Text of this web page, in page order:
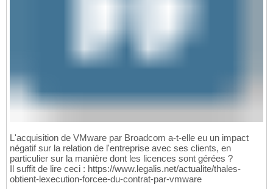
L'acquisition de VMware par Broadcom a-t-elle eu un impact
négatif sur la relation de l'entreprise avec ses clients, en
particulier sur la manière dont les licences sont gérées ?
Il suffit de lire ceci : https://www.legalis.net/actualite/thales-
obtient-lexecution-forcee-du-contrat-par-vmware